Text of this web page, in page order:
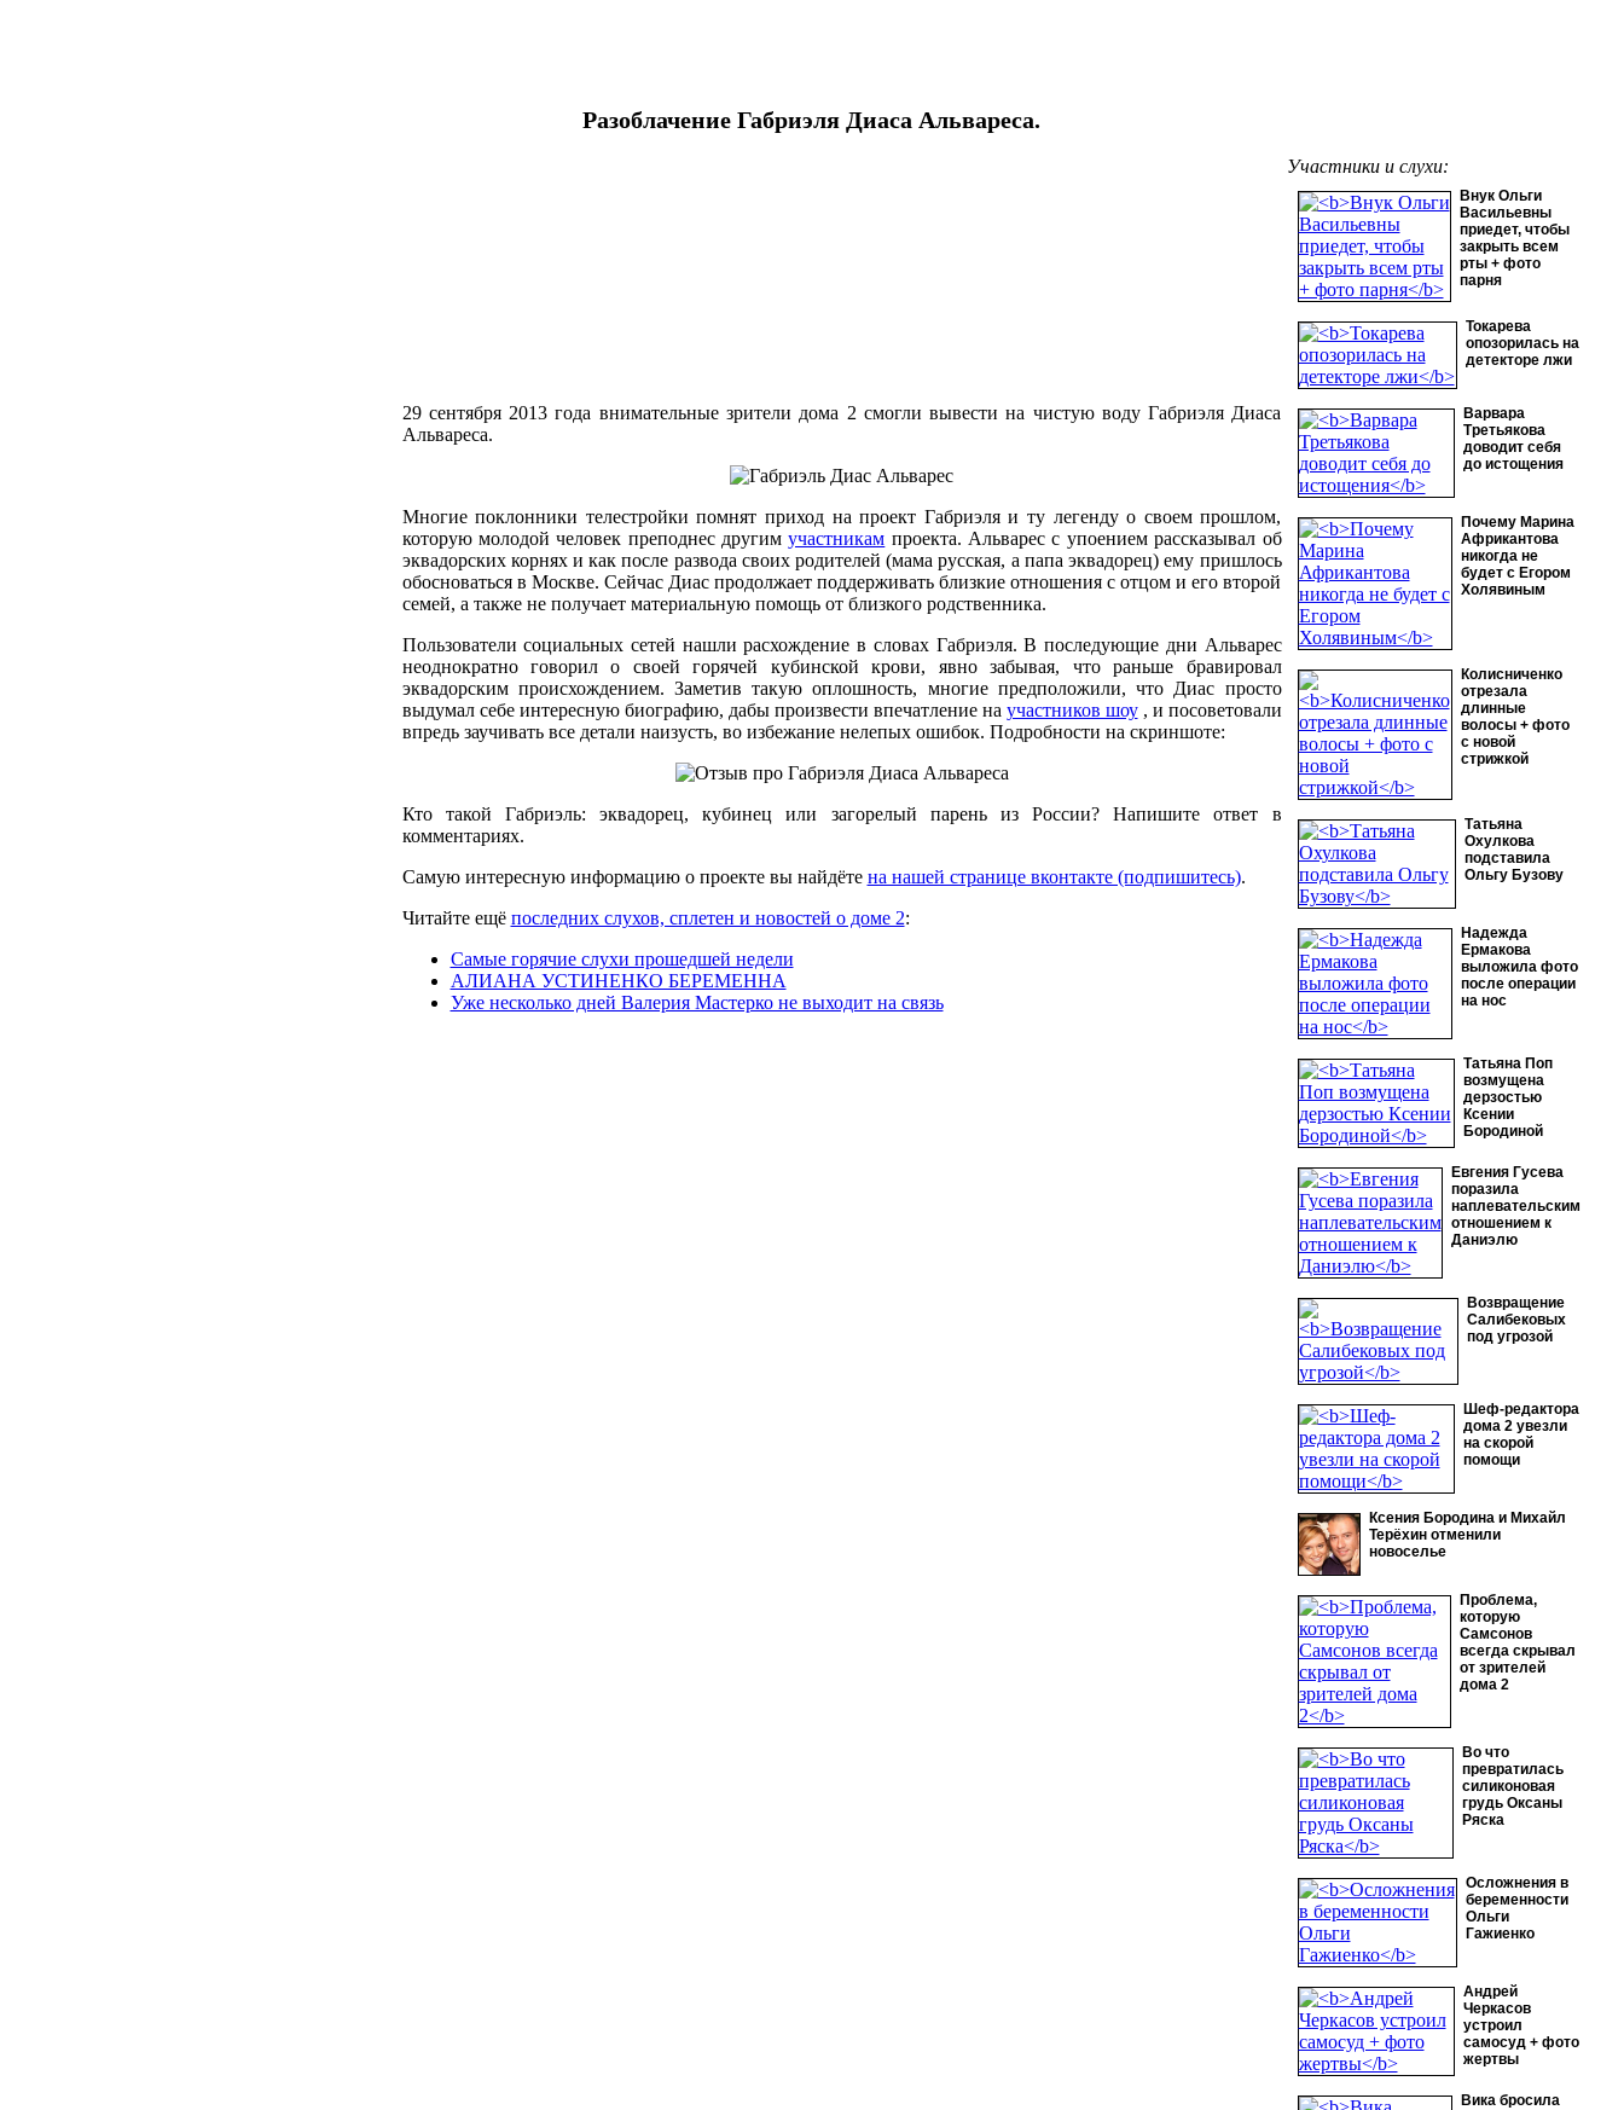
Разоблачение Габриэля Диаса Альвареса.
Участники и слухи:
Внук Ольги
Васильевны
приедет, чтобы
закрыть всем
рты + фото
парня
Токарева
опозорилась на
детекторе лжи
Варвара
Третьякова
доводит себя
до истощения
Почему Марина
Африкантова
никогда не
будет с Егором
Холявиным
Колисниченко
отрезала
длинные
волосы + фото
с новой
стрижкой
Татьяна
Охулкова
подставила
Ольгу Бузову
Надежда
Ермакова
выложила фото
после операции
на нос
Татьяна Поп
возмущена
дерзостью
Ксении
Бородиной
Евгения Гусева
поразила
наплевательским
отношением к
Даниэлю
Возвращение
Салибековых
под угрозой
Шеф-редактора
дома 2 увезли
на скорой
помощи
Ксения Бородина и Михайл
Терёхин отменили
новоселье
Проблема,
которую
Самсонов
всегда скрывал
от зрителей
дома 2
Во что
превратилась
силиконовая
грудь Оксаны
Ряска
Осложнения в
беременности
Ольги
Гажиенко
Андрей
Черкасов
устроил
самосуд + фото
жертвы
Вика бросила
29 сентября 2013 года внимательные зрители дома 2 смогли вывести на чистую воду Габриэля Диаса
Альвареса.
Многие поклонники телестройки помнят приход на проект Габриэля и ту легенду о своем прошлом,
которую молодой человек преподнес другимучастникам проекта. Альварес с упоением рассказывал об
эквадорских корнях и как после развода своих родителей (мама русская, а папа эквадорец) ему пришлось
обосноваться в Москве. Сейчас Диас продолжает поддерживать близкие отношения с отцом и его второй
семей, а также не получает материальную помощь от близкого родственника.
Пользователи социальных сетей нашли расхождение в словах Габриэля. В последующие дни Альварес
неоднократно говорил о своей горячей кубинской крови, явно забывая, что раньше бравировал
эквадорским происхождением. Заметив такую оплошность, многие предположили, что Диас просто
выдумал себе интересную биографию, дабы произвести впечатление на участников шоу, и посоветовали
впредь заучивать все детали наизусть, во избежание нелепых ошибок. Подробности на скриншоте:
Кто такой Габриэль: эквадорец, кубинец или загорелый парень из России? Напишите ответ в
комментариях.
Самую интересную информацию о проекте вы найдёте на нашей странице вконтакте (подпишитесь).
Читайте ещё последних слухов, сплетен и новостей о доме 2:
Самые горячие слухи прошедшей недели
АЛИАНА УСТИНЕНКО БЕРЕМЕННА
Уже несколько дней Валерия Мастерко не выходит на связь